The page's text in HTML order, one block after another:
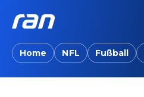
Home NFL Fußball